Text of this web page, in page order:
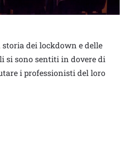
dei lockdown e delle
si sono sentiti in dovere di
i professionisti del loro